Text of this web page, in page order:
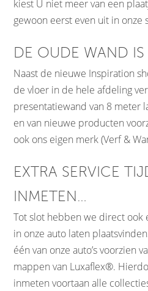
kiest U niet meer van een
gewoon eerst even uit in onze
DE OUDE WAND
Naast de nieuwe Inspiration
de vloer in de hele afdeling
presentatiewand van 8 meter
en van nieuwe producten
ook ons eigen merk (Verf &
EXTRA SERVICE
INMETEN…
Tot slot hebben we direct ook
in onze auto laten
één van onze auto’s voorzien
mappen van Luxaflex®.
inmeten voortaan alle